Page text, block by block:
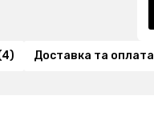
Доставка та оплата